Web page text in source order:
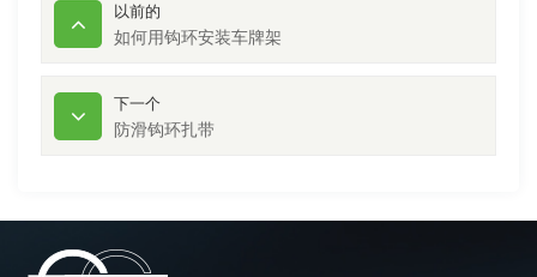
以前的
如何用钩环安装车牌架
下一个
防滑钩环扎带